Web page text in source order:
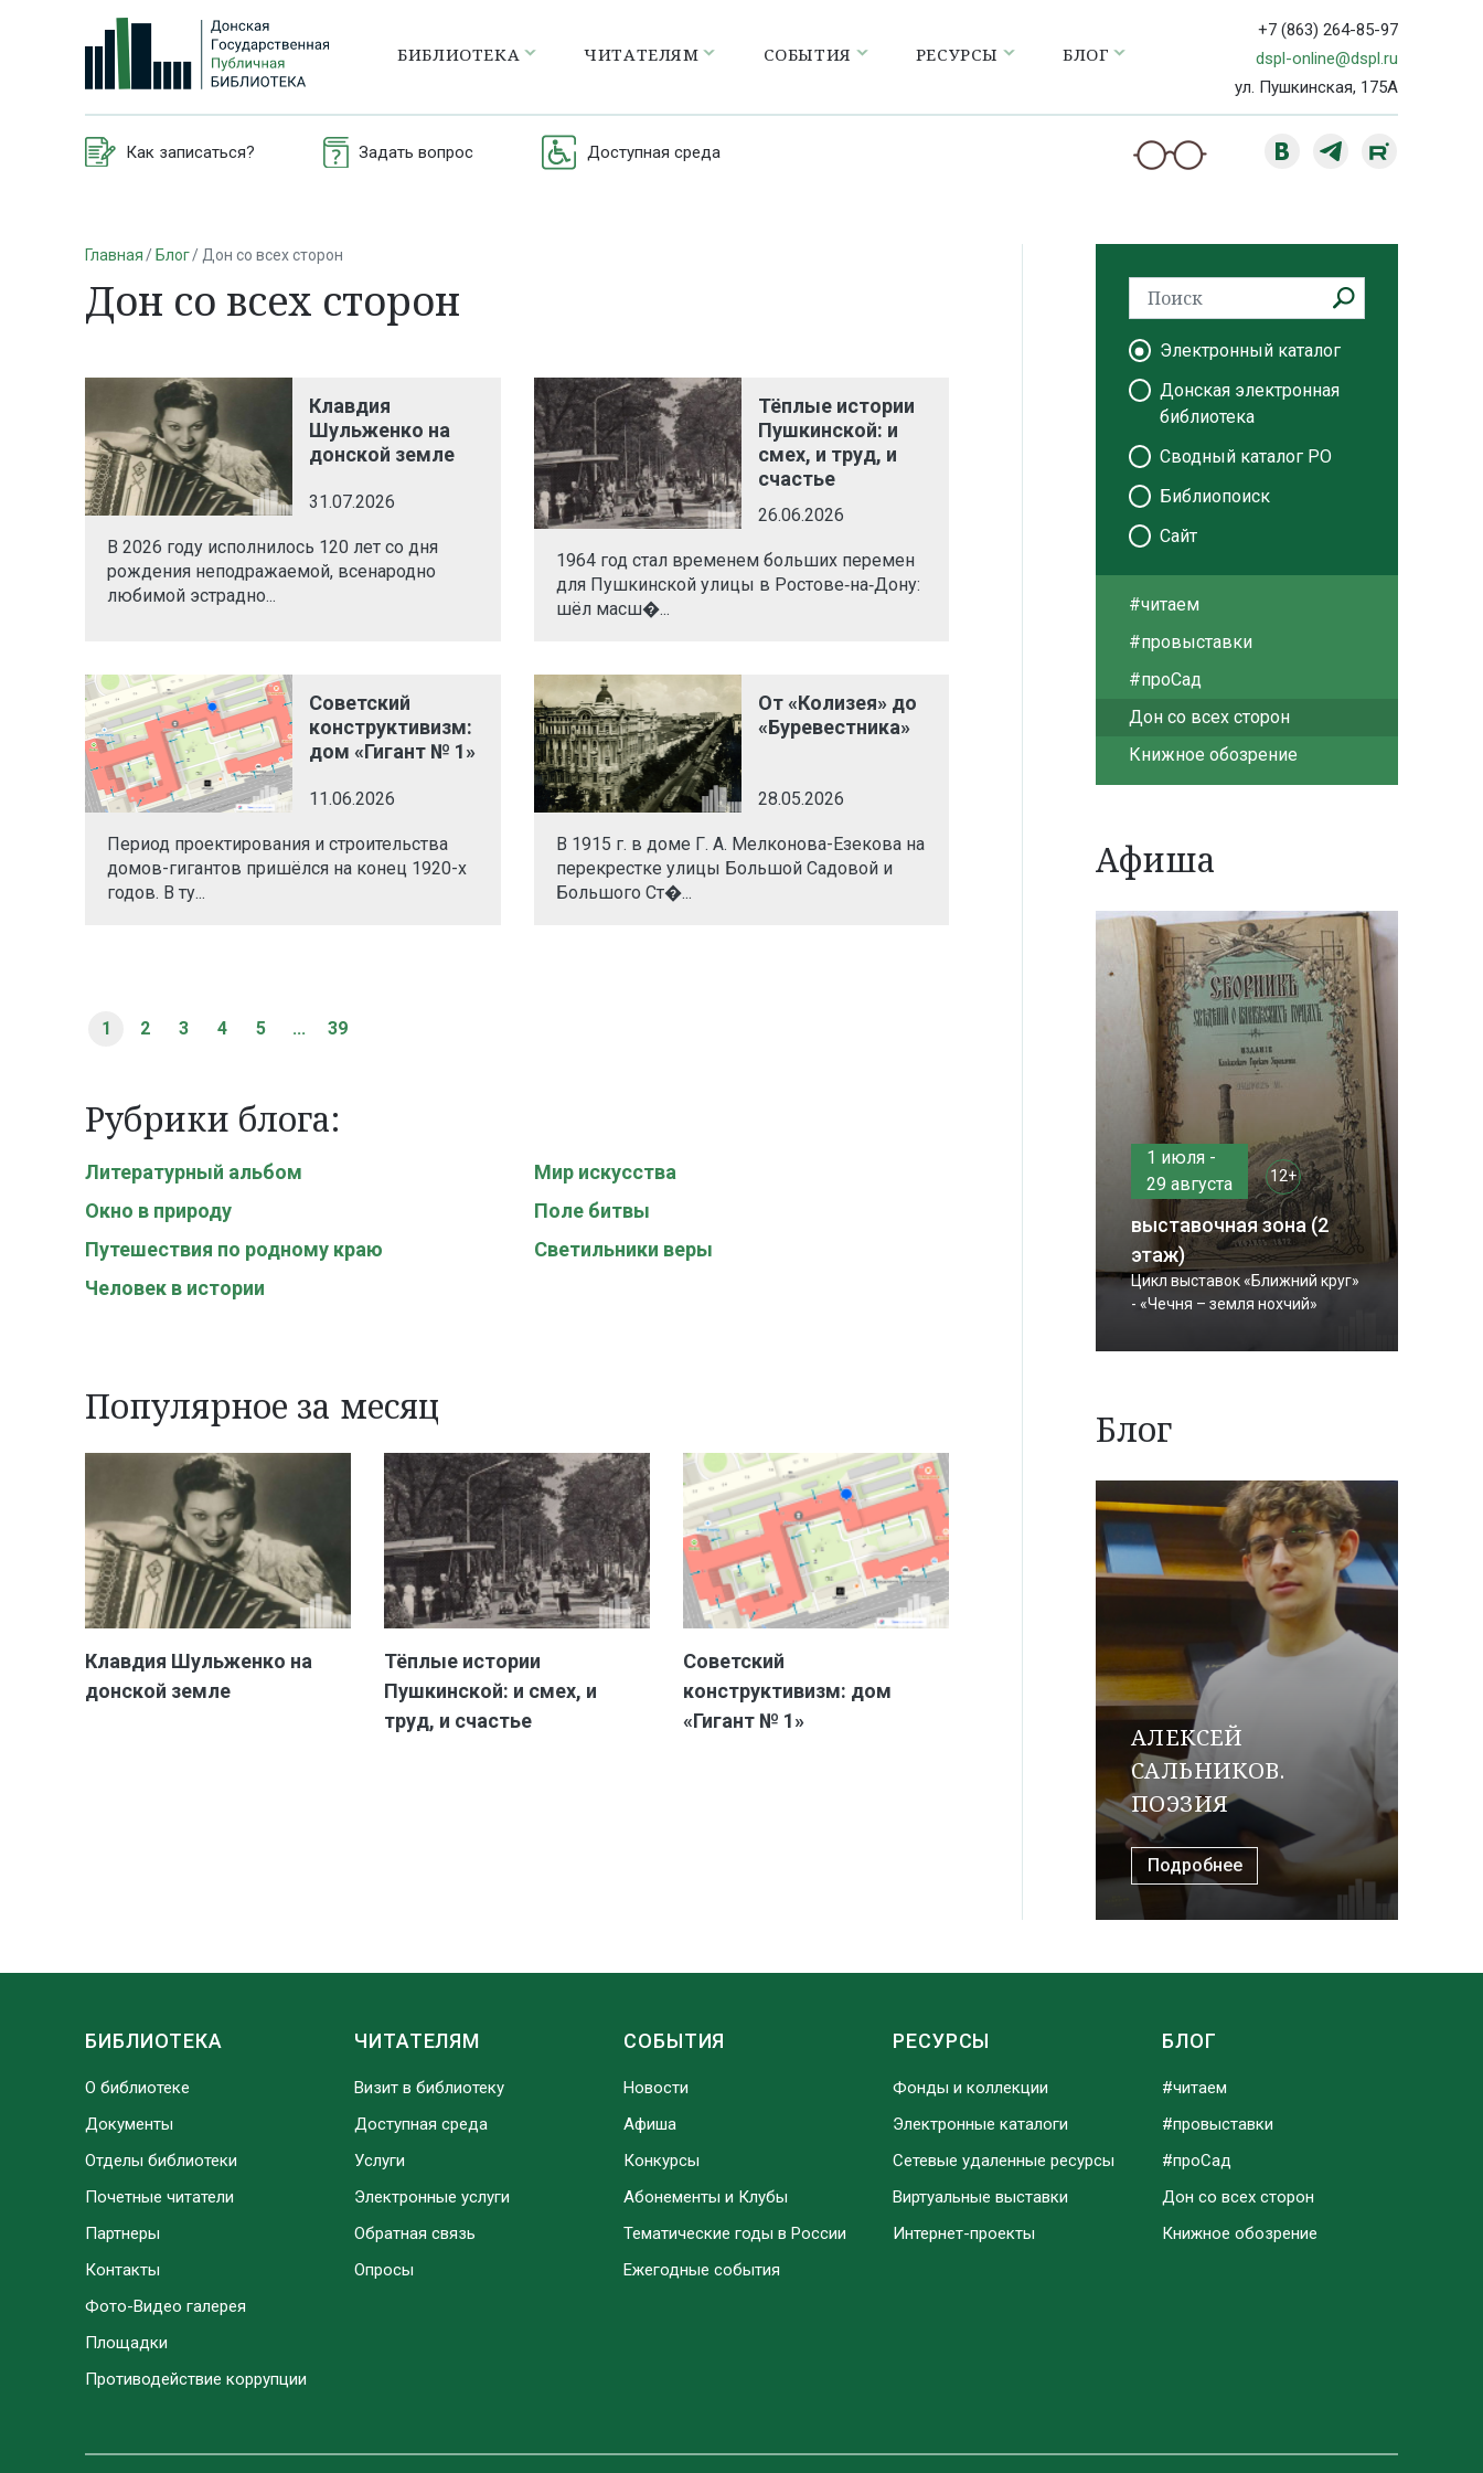
БИБЛИОТЕКА ЧИТАТЕЛЯМ СОБЫТИЯ РЕСУРСЫ БЛОГ
+7 (863) 264-85-97
dspl-online@dspl.ru
ул. Пушкинская, 175А
Как записаться? Задать вопрос Доступная среда
Главная Блог Дон со всех сторон
Дон со всех сторон
Клавдия
Шульженко на
донской земле
31.07.2026
В 2026 году исполнилось 120 лет со дня
рождения неподражаемой, всенародно
любимой эстрадно...
Тёплые истории
Пушкинской: и
смех, и труд, и
счастье
26.06.2026
1964 год стал временем больших перемен
для Пушкинской улицы в Ростове‑на‑Дону:
шёл масш�...
Советский
конструктивизм:
дом «Гигант № 1»
11.06.2026
Период проектирования и строительства
домов-гигантов пришёлся на конец 1920-х
годов. В ту...
От «Колизея» до
«Буревестника»
28.05.2026
В 1915 г. в доме Г. А. Мелконова-Езекова на
перекрестке улицы Большой Садовой и
Большого Ст�...
1 2 3 4 5 ... 39
Рубрики блога:
Литературный альбом
Мир искусства
Окно в природу
Поле битвы
Путешествия по родному краю
Светильники веры
Человек в истории
Популярное за месяц
Клавдия Шульженко на
донской земле
Тёплые истории
Пушкинской: и смех, и
труд, и счастье
Советский
конструктивизм: дом
«Гигант № 1»
Электронный каталог
Донская электронная
библиотека
Сводный каталог РО
Библиопоиск
Сайт
#читаем
#провыставки
#проСад
Дон со всех сторон
Книжное обозрение
Афиша
1 июля -
29 августа
12+
выставочная зона (2
этаж)
Цикл выставок «Ближний круг»
- «Чечня – земля нохчий»
Блог
АЛЕКСЕЙ
САЛЬНИКОВ.
ПОЭЗИЯ
Подробнее
БИБЛИОТЕКА
О библиотеке
Документы
Отделы библиотеки
Почетные читатели
Партнеры
Контакты
Фото-Видео галерея
Площадки
Противодействие коррупции
ЧИТАТЕЛЯМ
Визит в библиотеку
Доступная среда
Услуги
Электронные услуги
Обратная связь
Опросы
СОБЫТИЯ
Новости
Афиша
Конкурсы
Абонементы и Клубы
Тематические годы в России
Ежегодные события
РЕСУРСЫ
Фонды и коллекции
Электронные каталоги
Сетевые удаленные ресурсы
Виртуальные выставки
Интернет-проекты
БЛОГ
#читаем
#провыставки
#проСад
Дон со всех сторон
Книжное обозрение